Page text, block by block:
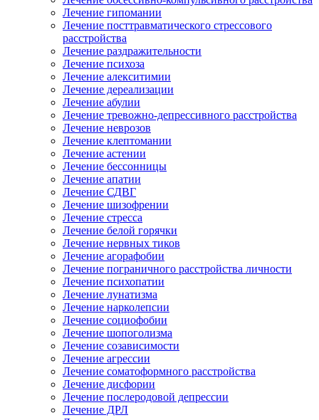
Лечение гипомании
Лечение посттравматического стрессового
расстройства
Лечение раздражительности
Лечение психоза
Лечение алекситимии
Лечение дереализации
Лечение абулии
Лечение тревожно-депрессивного расстройства
Лечение неврозов
Лечение клептомании
Лечение астении
Лечение бессонницы
Лечение апатии
Лечение СДВГ
Лечение шизофрении
Лечение стресса
Лечение белой горячки
Лечение нервных тиков
Лечение агорафобии
Лечение пограничного расстройства личности
Лечение психопатии
Лечение лунатизма
Лечение нарколепсии
Лечение социофобии
Лечение шопоголизма
Лечение созависимости
Лечение агрессии
Лечение соматоформного расстройства
Лечение дисфории
Лечение послеродовой депрессии
Лечение ДРЛ